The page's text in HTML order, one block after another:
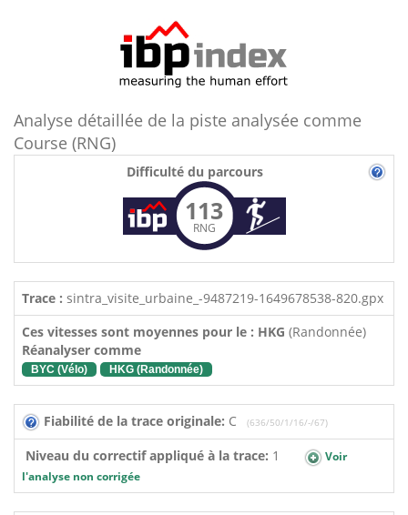
Analyse détaillée de la piste analysée comme
Course (RNG)
Difficulté du parcours
113
RNG
Trace : sintra_visite_urbaine_-9487219-1649678538-820.gpx
Ces vitesses sont moyennes pour le : HKG (Randonnée)
Réanalyser comme
BYC (Vélo) HKG (Randonnée)
Fiabilité de la trace originale: C (636/50/1/16/-/67)
Niveau du correctif appliqué à la trace: 1
Voir
l'analyse non corrigée